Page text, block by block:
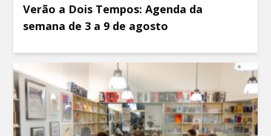
Verão a Dois Tempos: Agenda da
semana de 3 a 9 de agosto